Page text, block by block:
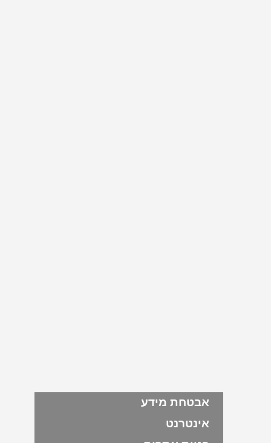
אבטחת מידע
אינטרנט